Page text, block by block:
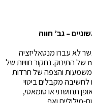
– גב’ חווה
לא עברו מנטאליזציה
בקשר אם-תינוק ולא זכו לייצוג ב- mind של התינוק. נחקור חוויות של
והצפה של חרדות
לחשיבה מקבלים ביטוי
תחושתי או סומאטי,